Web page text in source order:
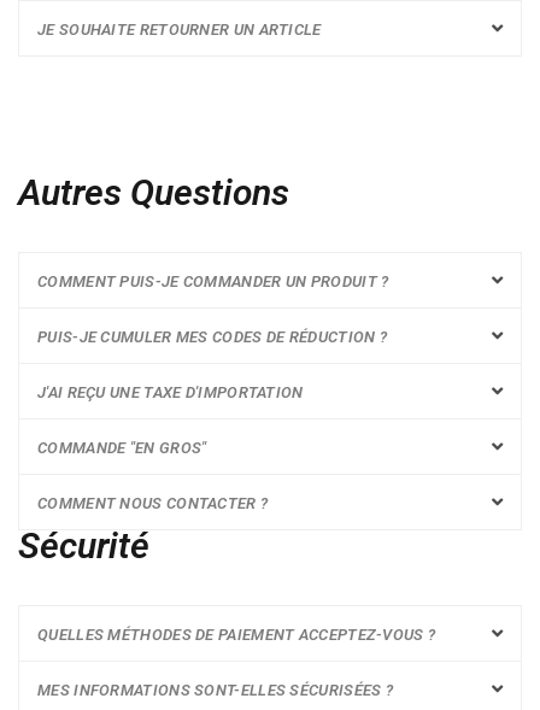
JE SOUHAITE RETOURNER UN ARTICLE
Autres Questions
COMMENT PUIS-JE COMMANDER UN PRODUIT ?
PUIS-JE CUMULER MES CODES DE RÉDUCTION ?
J'AI REÇU UNE TAXE D'IMPORTATION
COMMANDE "EN GROS"
COMMENT NOUS CONTACTER ?
Sécurité
QUELLES MÉTHODES DE PAIEMENT ACCEPTEZ-VOUS ?
MES INFORMATIONS SONT-ELLES SÉCURISÉES ?